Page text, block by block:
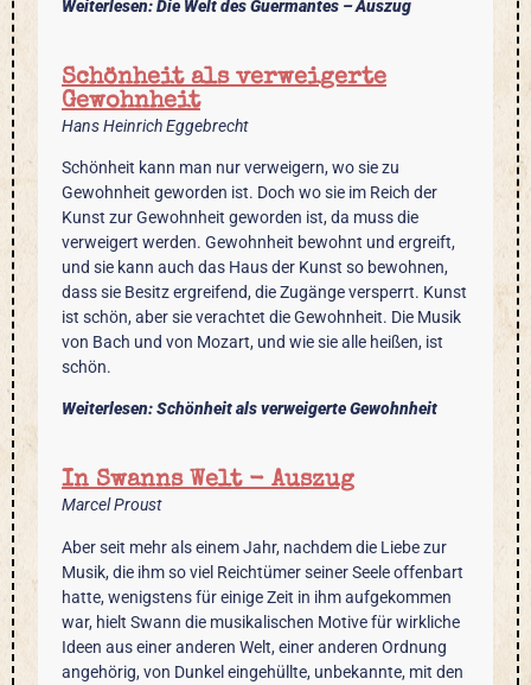
Weiterlesen: Die Welt des Guermantes – Auszug
Schönheit als verweigerte
Gewohnheit
Hans Heinrich Eggebrecht
Schönheit kann man nur verweigern, wo sie zu
Gewohnheit geworden ist. Doch wo sie im Reich der
Kunst zur Gewohnheit geworden ist, da muss die
verweigert werden. Gewohnheit bewohnt und ergreift,
und sie kann auch das Haus der Kunst so bewohnen,
dass sie Besitz ergreifend, die Zugänge versperrt. Kunst
ist schön, aber sie verachtet die Gewohnheit. Die Musik
von Bach und von Mozart, und wie sie alle heißen, ist
schön.
Weiterlesen: Schönheit als verweigerte Gewohnheit
In Swanns Welt - Auszug
Marcel Proust
Aber seit mehr als einem Jahr, nachdem die Liebe zur
Musik, die ihm so viel Reichtümer seiner Seele offenbart
hatte, wenigstens für einige Zeit in ihm aufgekommen
war, hielt Swann die musikalischen Motive für wirkliche
Ideen aus einer anderen Welt, einer anderen Ordnung
angehörig, von Dunkel eingehüllte, unbekannte, mit den